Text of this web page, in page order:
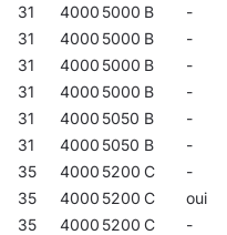
31
4000 5000 B -
31
4000 5000 B -
31
4000 5000 B -
31
4000 5000 B -
31
4000 5050 B -
31
4000 5050 B -
35
4000 5200 C -
35
4000 5200 C oui
35
4000 5200 C -